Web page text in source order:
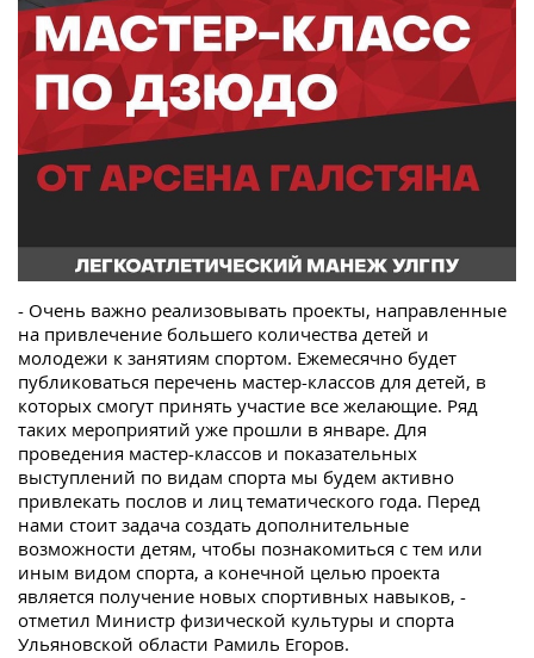
- Очень важно реализовывать проекты, направленные
на привлечение большего количества детей и
молодежи к занятиям спортом. Ежемесячно будет
публиковаться перечень мастер-классов для детей, в
которых смогут принять участие все желающие. Ряд
таких мероприятий уже прошли в январе. Для
проведения мастер-классов и показательных
выступлений по видам спорта мы будем активно
привлекать послов и лиц тематического года. Перед
нами стоит задача создать дополнительные
возможности детям, чтобы познакомиться с тем или
иным видом спорта, а конечной целью проекта
является получение новых спортивных навыков, -
отметил Министр физической культуры и спорта
Ульяновской области Рамиль Егоров.